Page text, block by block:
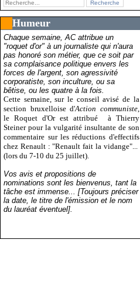
Humeur
Chaque semaine, AC attribue un
"roquet d'or" à un journaliste qui n'aura
pas honoré son métier, que ce soit par
sa complaisance politique envers les
forces de l'argent, son agressivité
corporatiste, son inculture, ou sa
bêtise, ou les quatre à la fois.
Cette semaine, sur le conseil avisé de la
section bruxelloise d'Action communiste,
le Roquet d'Or est attribué
à Thierry
Steiner pour la vulgarité insultante de son
commentaire sur les réductions d'effectifs
chez Renault : "Renault fait la vidange"...
(lors du 7-10 du 25 juillet).
Vos avis et propositions de
nominations sont les bienvenus, tant la
tâche est immense... [Toujours préciser
la date, le titre de l'émission et le nom
du lauréat éventuel].